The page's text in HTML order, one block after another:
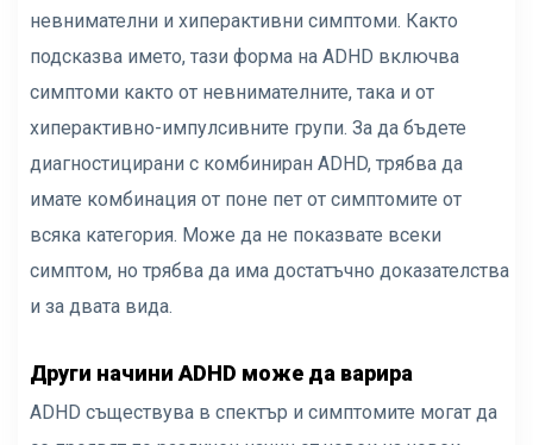
невнимателни и хиперактивни симптоми. Както
подсказва името, тази форма на ADHD включва
симптоми както от невнимателните, така и от
хиперактивно-импулсивните групи. За да бъдете
диагностицирани с комбиниран ADHD, трябва да
имате комбинация от поне пет от симптомите от
всяка категория. Може да не показвате всеки
симптом, но трябва да има достатъчно доказателства
и за двата вида.
Други начини ADHD може да варира
ADHD съществува в спектър и симптомите могат да